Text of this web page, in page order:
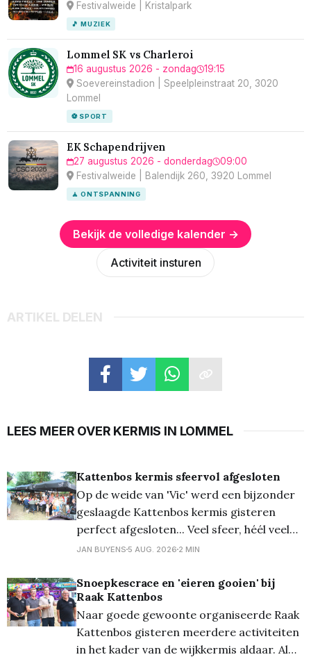
Festivalweide | Kristalpark
🎵 MUZIEK
Lommel SK vs Charleroi
16 augustus 2026 - zondag
19:15
Soevereinstadion | Speelpleinstraat 20, 3020
Lommel
⚽ SPORT
EK Schapendrijven
27 augustus 2026 - donderdag
09:00
Festivalweide | Balendijk 260, 3920 Lommel
🧘 ONTSPANNING
Bekijk de volledige kalender →
Activiteit insturen
ARTIKEL DELEN
LEES MEER OVER KERMIS IN LOMMEL
Kattenbos kermis sfeervol afgesloten
Op de weide van 'Vic' werd een bijzonder
geslaagde Kattenbos kermis gisteren
perfect afgesloten... Veel sfeer, héél veel
volk en heerlijke meezing-muziek... Wat wil
eerst onze Lommelse band D'Ouwe
Taaien met een mix van 'vanalles en nog
JAN BUYENS 5 AUG. 2026 2 MIN
Snoepkescrace en 'eieren gooien' bij
Raak Kattenbos
Naar goede gewoonte organiseerde Raak
Kattenbos gisteren meerdere activiteiten
in het kader van de wijkkermis aldaar. Al